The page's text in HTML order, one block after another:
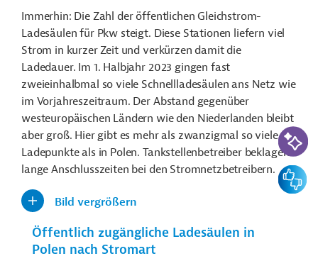
Immerhin: Die Zahl der öffentlichen Gleichstrom-
Ladesäulen für Pkw steigt. Diese Stationen liefern viel
Strom in kurzer Zeit und verkürzen damit die
Ladedauer. Im 1. Halbjahr 2023 gingen fast
zweieinhalbmal so viele Schnellladesäulen ans Netz wie
im Vorjahreszeitraum. Der Abstand gegenüber
westeuropäischen Ländern wie den Niederlanden bleibt
aber groß. Hier gibt es mehr als zwanzigmal so viele
Ladepunkte als in Polen. Tankstellenbetreiber beklagen
lange Anschlusszeiten bei den Stromnetzbetreibern.
Bild vergrößern
KI-